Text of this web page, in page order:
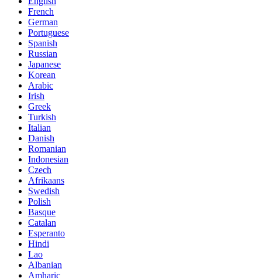
French
German
Portuguese
Spanish
Russian
Japanese
Korean
Arabic
Irish
Greek
Turkish
Italian
Danish
Romanian
Indonesian
Czech
Afrikaans
Swedish
Polish
Basque
Catalan
Esperanto
Hindi
Lao
Albanian
Amharic